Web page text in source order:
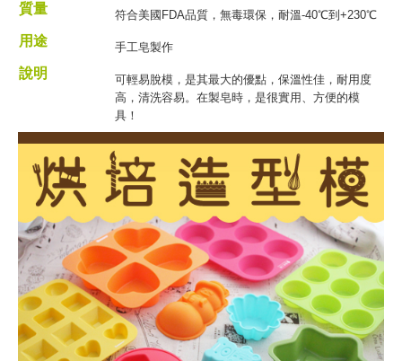
質量 符合美國FDA品質，無毒環保，耐溫-40℃到+230℃
用途 手工皂製作
說明
可輕易脫模，是其最大的優點，保溫性佳，耐用度
高，清洗容易。在製皂時，是很實用、方便的模
具！